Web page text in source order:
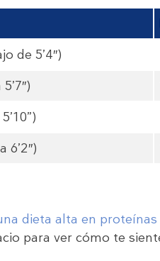
de 5’4″)
6’2″)
dieta alta en proteínas
para ver cómo te